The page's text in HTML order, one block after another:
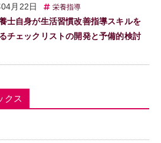
月22日 栄養指導
士自身が生活習慣改善指導スキルを
チェックリストの開発と予備的検討
クス